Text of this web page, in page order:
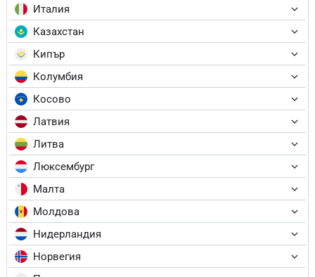
Италия
Казахстан
Кипър
Колумбия
Косово
Латвия
Литва
Люксембург
Малта
Молдова
Нидерландия
Норвегия